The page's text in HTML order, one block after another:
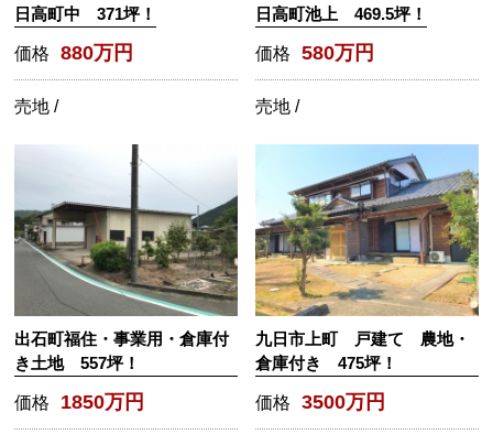
日高町中 371坪！
価格 880万円
売地 /
日高町池上 469.5坪！
価格 580万円
売地 /
出石町福住・事業用・倉庫付
き土地 557坪！
価格 1850万円
九日市上町 戸建て 農地・
倉庫付き 475坪！
価格 3500万円